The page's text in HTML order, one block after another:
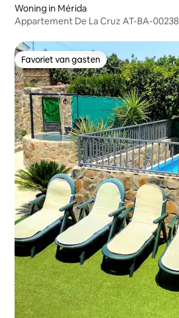
Woning in Mérida
Appartement De La Cruz AT-BA-00238
Favoriet van gasten
Favoriet van gasten